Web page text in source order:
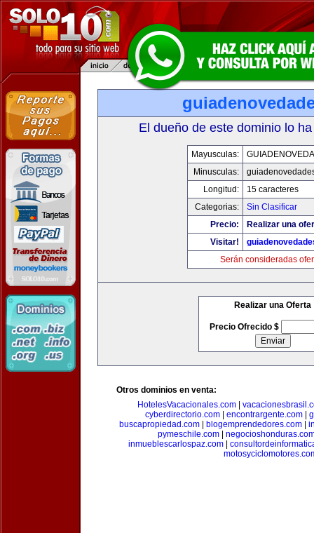
El dueño de este dominio lo
Mayusculas:
Minusculas:
Longitud:
15 caracteres
Categorias:
Sin Clasificar
Precio:
Realizar una
Visitar!
Serán consideradas
Realizar una Oferta
Precio Ofrecido $
Otros dominios en venta:
HotelesVacacionales.com|
cyberdirectorio.com| encontrargente.com|
buscapropiedad.com| blogemprendedores.com|
pymeschile.com|
inmueblescarlospaz.com|